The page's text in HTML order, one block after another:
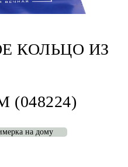
КОЛЬЦО ИЗ
на дому